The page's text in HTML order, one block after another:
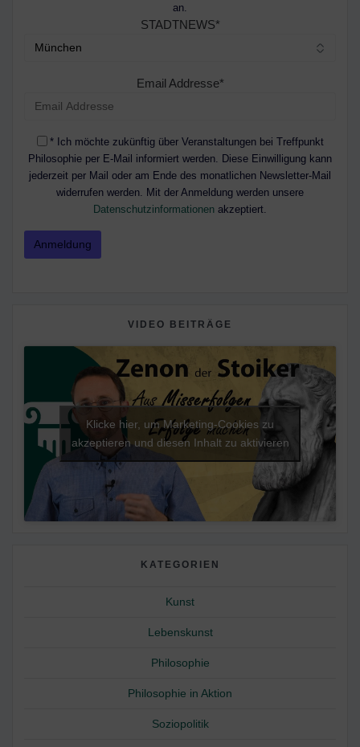
an.
STADTNEWS*
Email Addresse*
* Ich möchte zukünftig über Veranstaltungen bei Treffpunkt
Philosophie per E-Mail informiert werden. Diese Einwilligung kann
jederzeit per Mail oder am Ende des monatlichen Newsletter-Mail
widerrufen werden. Mit der Anmeldung werden unsere
Datenschutzinformationen akzeptiert.
VIDEO BEITRÄGE
Klicke hier, um Marketing-Cookies zu
akzeptieren und diesen Inhalt zu aktivieren
KATEGORIEN
Kunst
Lebenskunst
Philosophie
Philosophie in Aktion
Soziopolitik